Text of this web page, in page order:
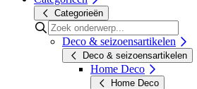
Categorieën
Deco & seizoensartikelen
Deco & seizoensartikelen
Home Deco
Home Deco